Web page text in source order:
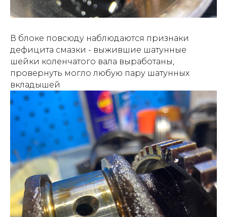
В блоке повсюду наблюдаются признаки
дефицита смазки - выжившие шатунные
шейки коленчатого вала выработаны,
провернуть могло любую пару шатунных
вкладышей